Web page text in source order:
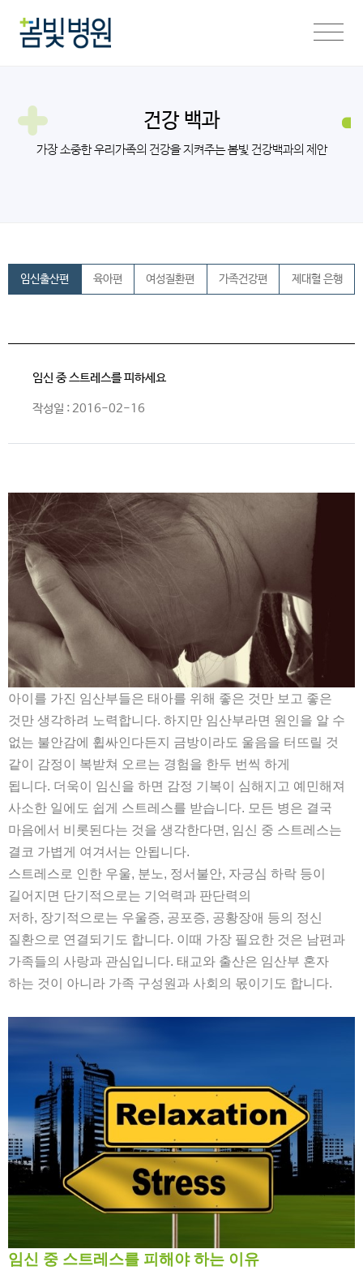
건강 백과
가장 소중한 우리가족의 건강을 지켜주는 봄빛 건강백과의 제안
임신출산편 육아편 여성질환편 가족건강편 제대혈 은행
임신 중 스트레스를 피하세요
작성일 : 2016-02-16
아이를 가진 임산부들은 태아를 위해 좋은 것만 보고 좋은
것만 생각하려 노력합니다. 하지만 임산부라면 원인을 알 수
없는 불안감에 휩싸인다든지 금방이라도 울음을 터뜨릴 것
같이 감정이 복받쳐 오르는 경험을 한두 번씩 하게
됩니다. 더욱이 임신을 하면 감정 기복이 심해지고 예민해져
사소한 일에도 쉽게 스트레스를 받습니다. 모든 병은 결국
마음에서 비롯된다는 것을 생각한다면, 임신 중 스트레스는
결코 가볍게 여겨서는 안됩니다.
스트레스로 인한 우울, 분노, 정서불안, 자긍심 하락 등이
길어지면 단기적으로는 기억력과 판단력의
저하, 장기적으로는 우울증, 공포증, 공황장애 등의 정신
질환으로 연결되기도 합니다. 이때 가장 필요한 것은 남편과
가족들의 사랑과 관심입니다. 태교와 출산은 임산부 혼자
하는 것이 아니라 가족 구성원과 사회의 몫이기도 합니다.
임신 중 스트레스를 피해야 하는 이유